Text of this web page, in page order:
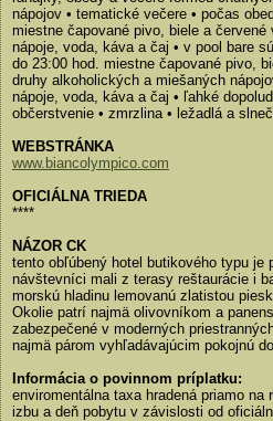
nápojov • tematické večere • počas
miestne čapované pivo, biele a
nápoje, voda, káva a čaj • v pool bare
do 23:00 hod. miestne čapované pivo,
druhy alkoholických a miešaných
nápoje, voda, káva a čaj • ľahké
občerstvenie • zmrzlina • ležadlá a
WEBSTRÁNKA
www.biancolympico.com
OFICIÁLNA TRIEDA
****
NÁZOR CK
tento obľúbený hotel butikového typu je
návštevníci mali z terasy reštaurácie i
morskú hladinu lemovanú zlatistou
Okolie patrí najmä olivovníkom a
zabezpečené v moderných
najmä párom vyhľadávajúcim pokojnú
Informácia o povinnom príplatku:
enviromentálna taxa hradená priamo
izbu a deň pobytu v závislosti od